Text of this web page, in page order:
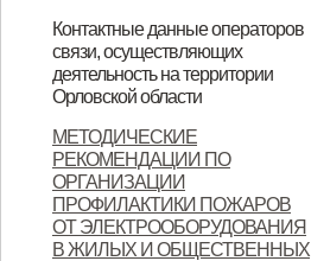
поселения Дмитровского района
Орловской области
Контактные данные операторов
связи, осуществляющих
деятельность на территории
Орловской области
Контактные данные операторов
связи, осуществляющих
деятельность на территории
Орловской области
МЕТОДИЧЕСКИЕ
РЕКОМЕНДАЦИИ ПО
ОРГАНИЗАЦИИ
ПРОФИЛАКТИКИ ПОЖАРОВ
ОТ ЭЛЕКТРООБОРУДОВАНИЯ
В ЖИЛЫХ И ОБЩЕСТВЕННЫХ